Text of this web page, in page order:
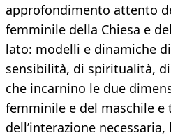
approfondimento attento
femminile della Chiesa e
lato: modelli e dinamiche
sensibilità, di spiritualità,
che incarnino le due
femminile e del maschile e
dell’interazione